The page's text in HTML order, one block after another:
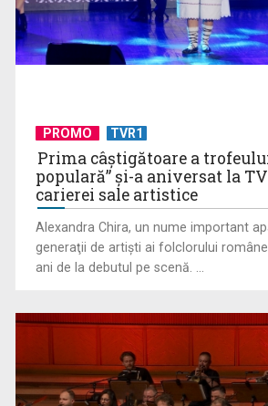
1
Spectacol total la TVR: David Popovici și
pentru aur la ...
PROMO TVR1
Prima câştigătoare a
populară” şi-a aniversat la
carierei sale artistice
Alexandra Chira, un nume important
generaţii de artişti ai folclorului
ani de la debutul pe scenă. ...